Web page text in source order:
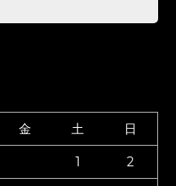
金 土 日
1 2